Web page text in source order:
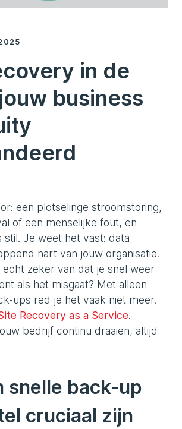
in de
business
een plotselinge stroomstoring,
of een menselijke fout, en
stil. Je weet het vast: data
hart van jouw organisatie.
echt zeker van dat je snel weer
als het misgaat? Met alleen
ups red je het vaak niet meer.
Recovery as a Service.
bedrijf continu draaien, altijd
snelle back-up
cruciaal zijn